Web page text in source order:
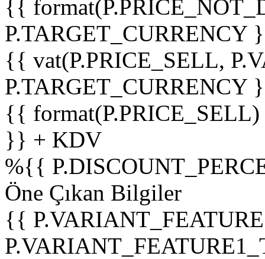
{{
P.TARGET_CURRENCY
{{ vat(P.PRICE_SELL,
P.TARGET_CURRENCY
{{
}} + KDV
%{{
Öne Çıkan Bilgiler
{{